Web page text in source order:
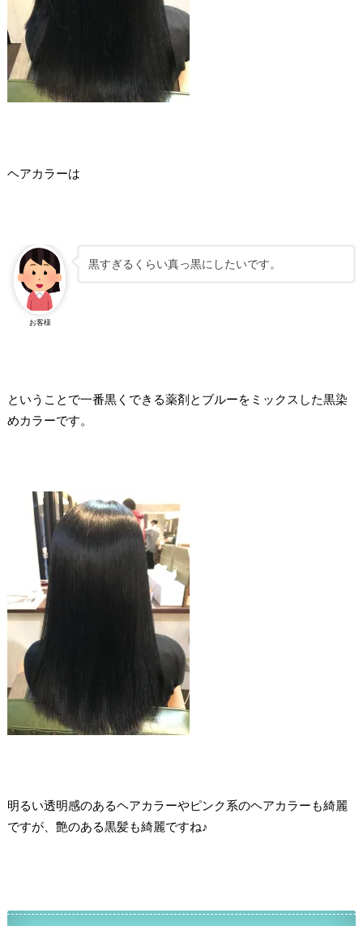
ヘアカラーは
お客様
黒すぎるくらい真っ黒にしたいです。
ということで一番黒くできる薬剤とブルーをミックスした黒染
めカラーです。
明るい透明感のあるヘアカラーやピンク系のヘアカラーも綺麗
ですが、艶のある黒髪も綺麗ですね♪